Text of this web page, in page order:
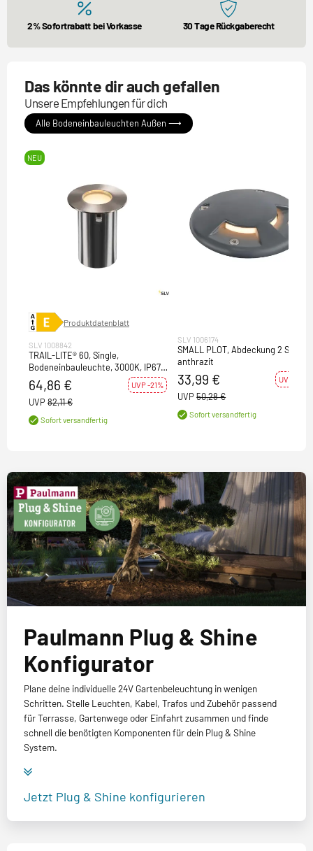
2% Sofortrabatt bei Vorkasse 30 Tage Rückgaberecht
Paulmann Plug & Shine
Konfigurator
Plane deine individuelle 24V Gartenbeleuchtung in wenigen
Schritten. Stelle Leuchten, Kabel, Trafos und Zubehör passend
für Terrasse, Gartenwege oder Einfahrt zusammen und finde
schnell die benötigten Komponenten für dein Plug & Shine
System.
Jetzt Plug & Shine konfigurieren
Das könnte dir auch gefallen
Unsere Empfehlungen für dich
Alle Bodeneinbauleuchten Außen ⟶
NEU
Produktdatenblatt
SLV 1008842
TRAIL-LITE® 60, Single,
Bodeneinbauleuchte, 3000K, IP67,
rund, edelstahl / aluminium
64,86 € UVP -21%
UVP 82,11 €
Sofort versandfertig
SLV 1006174
SMALL PLOT, Abdeckung 2 Slots
anthrazit
33,99 € UVP -32%
UVP 50,28 €
Sofort versandfertig